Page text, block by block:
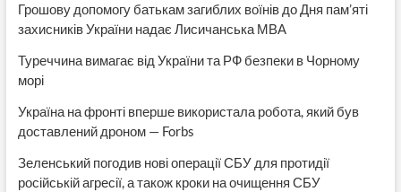
Грошову допомогу батькам загиблих воїнів до Дня пам’яті
захисників України надає Лисичанська МВА
Туреччина вимагає від України та РФ безпеки в Чорному
морі
Україна на фронті вперше використала робота, який був
доставлений дроном — Forbs
Зеленський погодив нові операції СБУ для протидії
російській агресії, а також кроки на очищення СБУ